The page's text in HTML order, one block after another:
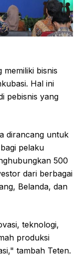
memiliki bisnis
Hal ini
pebisnis yang
dirancang untuk
pelaku
500
dari berbagai
Belanda, dan
teknologi,
produksi
tambah Teten.